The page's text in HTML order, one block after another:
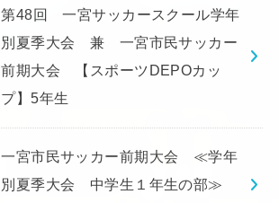
第48回 一宮サッカースクール学年
別夏季大会 兼 一宮市民サッカー
前期大会 【スポーツDEPOカッ
プ】5年生
一宮市民サッカー前期大会 ≪学年
別夏季大会 中学生１年生の部≫